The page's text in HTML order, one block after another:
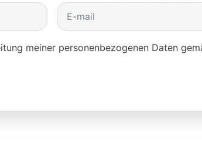
meiner personenbezogenen Daten